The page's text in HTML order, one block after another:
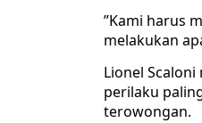
”Kami harus
melakukan
Lionel
perilaku
terowongan.